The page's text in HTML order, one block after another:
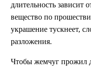
длительность зависит
вещество по
украшение тускнеет,
разложения.
Чтобы жемчуг прожил